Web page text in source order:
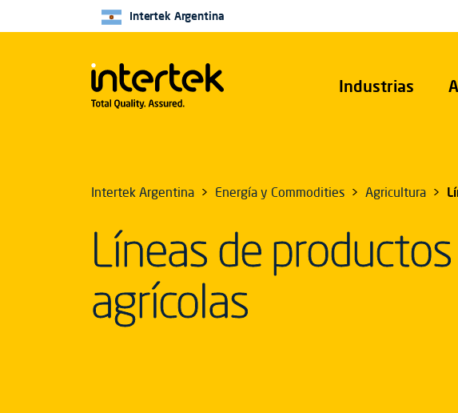
Industrias
Intertek Argentina
Intertek Argentina Energía y Commodities Agricultura
Líneas de productos
agrícolas